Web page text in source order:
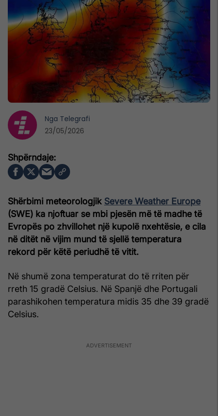
Shërbimi meteorologjik Severe Weather Europe
(SWE) ka njoftuar se mbi pjesën më të madhe të
Evropës po zhvillohet një kupolë nxehtësie, e cila
në ditët në vijim mund të sjellë temperatura
rekord për këtë periudhë të vitit.
Në shumë zona temperaturat do të rriten për
rreth 15 gradë Celsius. Në Spanjë dhe Portugali
parashikohen temperatura midis 35 dhe 39 gradë
Celsius.
Nga Telegrafi
23/05/2026